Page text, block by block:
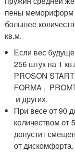
пены мемориформ
большее
кв.м.
Если вес
256 штук на 1
PROSON
FORMA ,
и других.
При весе от 90
количеством от
допустит
от дискомфорта.